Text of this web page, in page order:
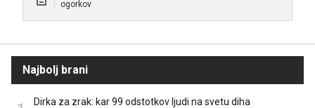
ogorkov
Najbolj brani
Dirka za zrak: kar 99 odstotkov ljudi na svetu diha